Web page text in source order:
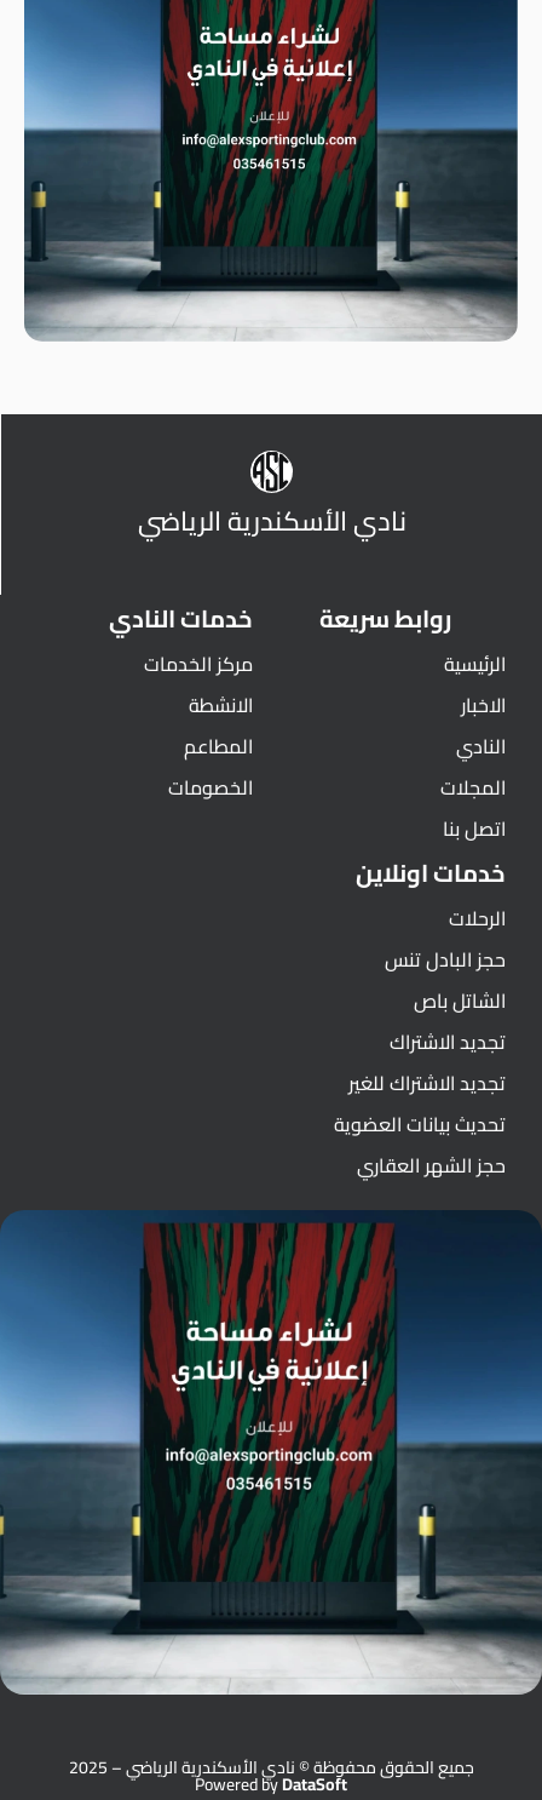
نادي الأسكندرية الرياضي
روابط سريعة
الرئيسية
الاخبار
النادي
المجلات
اتصل بنا
خدمات النادي
مركز الخدمات
الانشطة
المطاعم
الخصومات
خدمات اونلاين
الرحلات
حجز البادل تنس
الشاتل باص
تجديد الاشتراك
تجديد الاشتراك للغير
تحديث بيانات العضوية
حجز الشهر العقاري
جميع الحقوق محفوظة © نادي الأسكندرية الرياضي – 2025
Powered byDataSoft